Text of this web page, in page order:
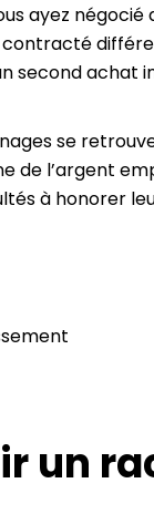
ayez
second achat
se
l’argent
à honorer
un